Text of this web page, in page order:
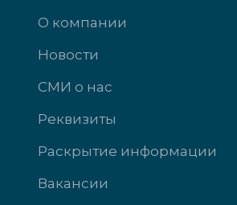
ул. Южногорская, д. 11
доб. 3323
О компании
Новости
СМИ о нас
Реквизиты
Раскрытие информации
Вакансии